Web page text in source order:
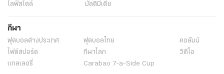
ไลฟ์สไตล์
มัลติมีเดีย
กีฬา
ฟุตบอลต่่างประเทศ ฟุตบอลไทย
คอลัมน์
ไฟต์สปอร์ต
กีฬาโลก
วิดีโอ
แกลเลอรี่
Carabao 7-a-Side Cup